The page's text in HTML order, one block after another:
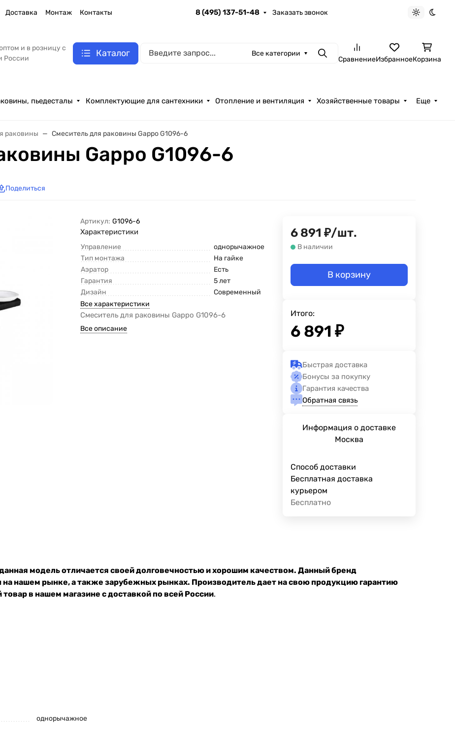
Доставка Монтаж Контакты 8 (495) 137-51-48 Заказать звонок
Светлая
и в розницу с
России
Каталог Все категории ПоискСравнениеИзбранноеКорзина
пьедесталы Комплектующие для сантехники Отопление и вентиляция Хозяйственные товары Еще
раковины Смеситель для раковины Gappo G1096-6
Gappo G1096-6
Поделиться
Артикул: G1096-6
Характеристики
Управление
однорычажное
Тип монтажа
На гайке
Аэратор
Есть
Гарантия
5 лет
Дизайн
Современный
Все характеристики
Смеситель для раковины Gappo G1096-6
Все описание
6 891 ₽/шт.
В наличии
В корзину
Итого:
6 891 ₽
Быстрая доставка
Бонусы за покупку
Гарантия качества
Обратная связь
Информация о доставке
Москва
Способ доставки
Бесплатная доставка
курьером
Бесплатно
модель отличается своей долговечностью и хорошим качеством. Данный бренд
нашем рынке, а также зарубежных рынках. Производитель дает на свою продукцию гарантию
в нашем магазине с доставкой по всей России.
однорычажное